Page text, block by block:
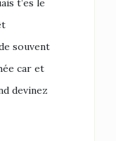
t’es le
souvent
car et
devinez